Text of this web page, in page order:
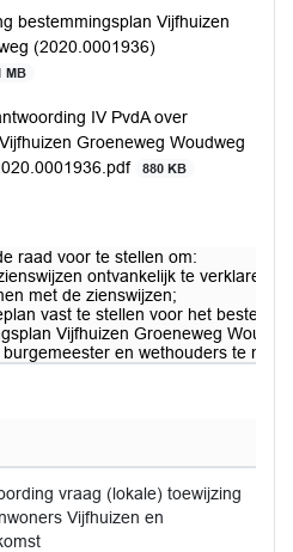
bestemmingsplan Vijfhuizen
(2020.0001936)
MB
IV PvdA over
Groeneweg Woudweg
880 KB
raad voor te stellen om:
ontvankelijk te verklaren;
met de zienswijzen;
vast te stellen voor het
Vijfhuizen Groeneweg
en wethouders te
vraag (lokale) toewijzing
Vijfhuizen en